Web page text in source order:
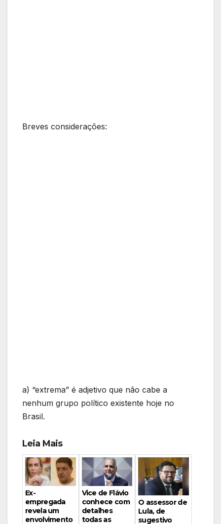
Breves considerações:
a) “extrema” é adjetivo que não cabe a
nenhum grupo político existente hoje no
Brasil.
Leia Mais
Ex-
empregada
revela um
envolvimento
Vice de Flávio
conhece com
detalhes
todas as
O assessor de
Lula, de
sugestivo